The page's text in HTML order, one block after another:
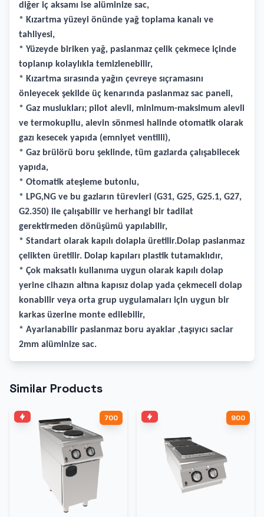
diğer iç aksamı ise alüminize sac,
* Kızartma yüzeyi önünde yağ toplama kanalı ve
tahliyesi,
* Yüzeyde biriken yağ, paslanmaz çelik çekmece içinde
toplanıp kolaylıkla temizlenebilir,
* Kızartma sırasında yağın çevreye sıçramasını
önleyecek şekilde üç kenarında paslanmaz sac paneli,
* Gaz muslukları; pilot alevli, minimum-maksimum alevli
ve termokupllu, alevin sönmesi halinde otomatik olarak
gazı kesecek yapıda (emniyet ventilli),
* Gaz brülörü boru şeklinde, tüm gazlarda çalışabilecek
yapıda,
* Otomatik ateşleme butonlu,
* LPG,NG ve bu gazların türevleri (G31, G25, G25.1, G27,
G2.350) ile çalışabilir ve herhangi bir tadilat
gerektirmeden dönüşümü yapılabilir,
* Standart olarak kapılı dolapla üretilir.Dolap paslanmaz
çelikten üretilir. Dolap kapıları plastik tutamaklıdır,
* Çok maksatlı kullanıma uygun olarak kapılı dolap
yerine cihazın altına kapısız dolap yada çekmeceli dolap
konabilir veya orta grup uygulamaları için uygun bir
karkas üzerine monte edilebilir,
* Ayarlanabilir paslanmaz boru ayaklar ,taşıyıcı saclar
2mm alüminize sac.
Similar Products
700 900